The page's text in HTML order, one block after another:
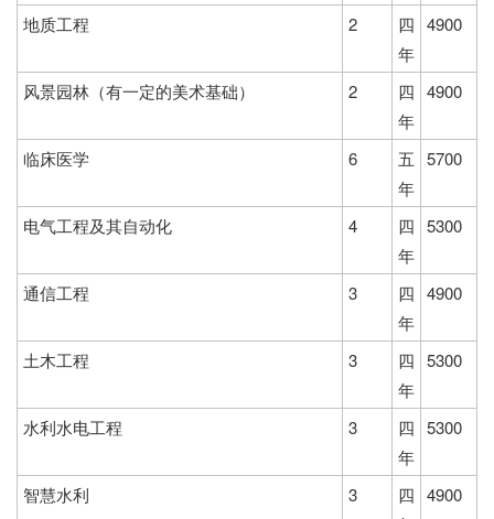
地质工程 2
四
年
4900
风景园林（有一定的美术基础） 2
四
年
4900
临床医学 6
五
年
5700
电气工程及其自动化 4
四
年
5300
通信工程 3
四
年
4900
土木工程 3
四
年
5300
水利水电工程 3
四
年
5300
智慧水利 3
四 4900